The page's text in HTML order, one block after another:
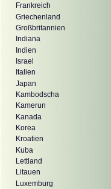
Frankreich
Griechenland
Großbritannien
Indiana
Indien
Israel
Italien
Japan
Kambodscha
Kamerun
Kanada
Korea
Kroatien
Kuba
Lettland
Litauen
Luxemburg